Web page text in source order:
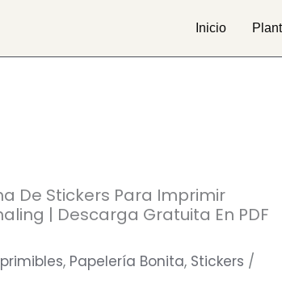
Inicio
De Stickers Para Imprimir
| Descarga Gratuita En PDF
, Papelería Bonita, Stickers /